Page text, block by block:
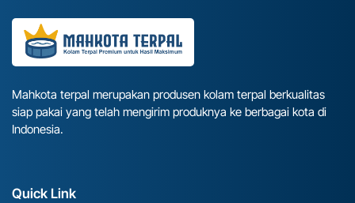
Mahkota terpal merupakan produsen kolam terpal berkualitas
siap pakai yang telah mengirim produknya ke berbagai kota di
Indonesia.
Quick Link